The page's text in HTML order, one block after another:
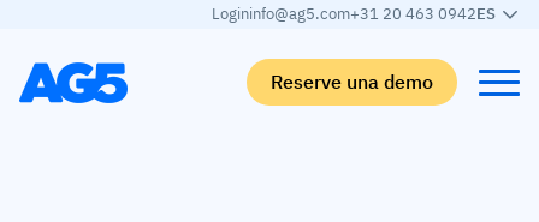
Logininfo@ag5.com+31 20 463 0942ES
Reserve una demo